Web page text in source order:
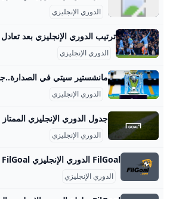
الدوري الإنجليزي
الدوري الإنجليزي
الدوري الإنجليزي
الدوري الإنجليزي
الدوري الإنجليزي